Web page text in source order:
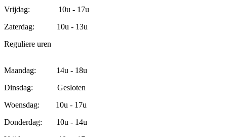
Vrijdag: 10u - 17u
Zaterdag: 10u - 13u
Reguliere uren
Maandag: 14u - 18u
Dinsdag: Gesloten
Woensdag: 10u - 17u
Donderdag: 10u - 14u